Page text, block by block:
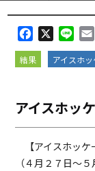
a
c
o
o
k
i
n
結果 アイスホッ
アイスホッ
【アイスホッケ
（４月２７日～